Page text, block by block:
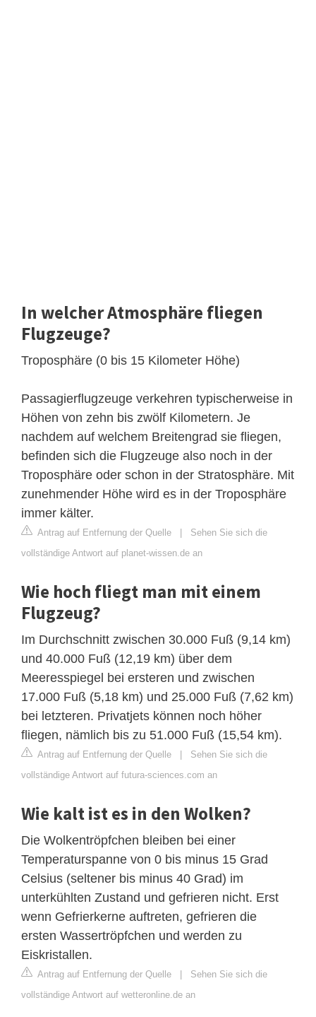
In welcher Atmosphäre fliegen
Flugzeuge?
Troposphäre (0 bis 15 Kilometer Höhe)
Passagierflugzeuge verkehren typischerweise in
Höhen von zehn bis zwölf Kilometern. Je
nachdem auf welchem Breitengrad sie fliegen,
befinden sich die Flugzeuge also noch in der
Troposphäre oder schon in der Stratosphäre. Mit
zunehmender Höhe wird es in der Troposphäre
immer kälter.
Antrag auf Entfernung der Quelle | Sehen Sie sich die
vollständige Antwort auf planet-wissen.de an
Wie hoch fliegt man mit einem
Flugzeug?
Im Durchschnitt zwischen 30.000 Fuß (9,14 km)
und 40.000 Fuß (12,19 km) über dem
Meeresspiegel bei ersteren und zwischen
17.000 Fuß (5,18 km) und 25.000 Fuß (7,62 km)
bei letzteren. Privatjets können noch höher
fliegen, nämlich bis zu 51.000 Fuß (15,54 km).
Antrag auf Entfernung der Quelle | Sehen Sie sich die
vollständige Antwort auf futura-sciences.com an
Wie kalt ist es in den Wolken?
Die Wolkentröpfchen bleiben bei einer
Temperaturspanne von 0 bis minus 15 Grad
Celsius (seltener bis minus 40 Grad) im
unterkühlten Zustand und gefrieren nicht. Erst
wenn Gefrierkerne auftreten, gefrieren die
ersten Wassertröpfchen und werden zu
Eiskristallen.
Antrag auf Entfernung der Quelle | Sehen Sie sich die
vollständige Antwort auf wetteronline.de an